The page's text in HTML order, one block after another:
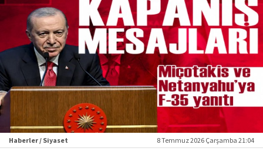
Haberler / Siyaset 8 Temmuz 2026 Çarşamba 21:04